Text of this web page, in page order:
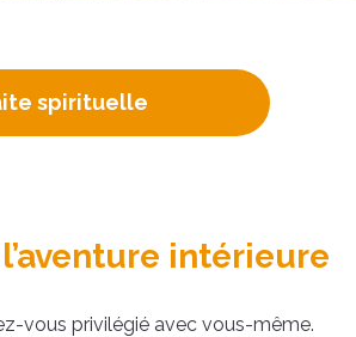
spirituelle
intérieure
vous privilégié avec vous-même.